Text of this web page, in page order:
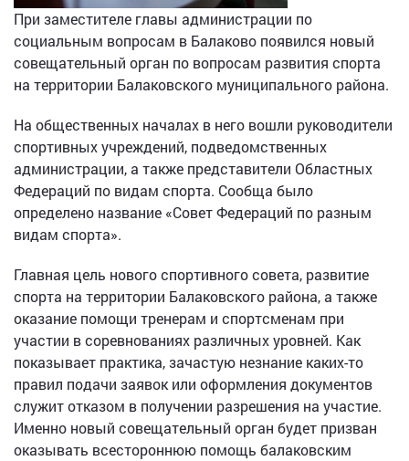
При заместителе главы администрации по
социальным вопросам в Балаково появился новый
совещательный орган по вопросам развития спорта
на территории Балаковского муниципального района.
На общественных началах в него вошли руководители
спортивных учреждений, подведомственных
администрации, а также представители Областных
Федераций по видам спорта. Сообща было
определено название «Совет Федераций по разным
видам спорта».
Главная цель нового спортивного совета, развитие
спорта на территории Балаковского района, а также
оказание помощи тренерам и спортсменам при
участии в соревнованиях различных уровней. Как
показывает практика, зачастую незнание каких-то
правил подачи заявок или оформления документов
служит отказом в получении разрешения на участие.
Именно новый совещательный орган будет призван
оказывать всестороннюю помощь балаковским